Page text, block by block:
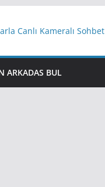
Canlı Kameralı Sohbet
arıyorum
ARKADAS BUL